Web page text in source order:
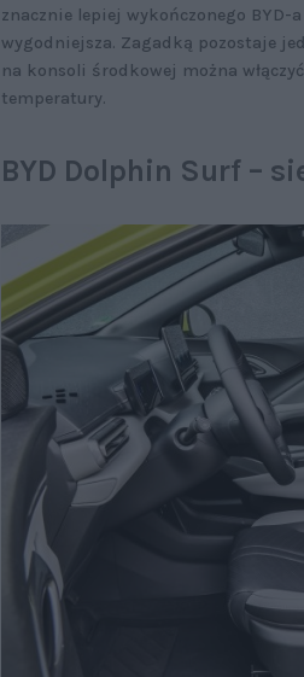
znacznie lepiej wykończonego
wygodniejsza. Zagadką pozostaje
na konsoli środkowej można
temperatury.
BYD Dolphin Surf –